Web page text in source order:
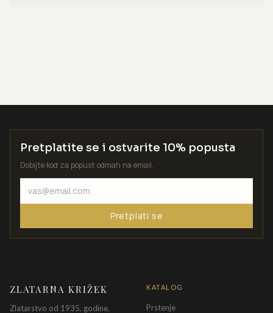
Pretplatite se i ostvarite 10% popusta
Dobijte kod za popust odmah na email.
Pretplati se
ZLATARNA KRIŽEK
Zlatarstvo od 1935. godine.
KATALOG
Prstenje